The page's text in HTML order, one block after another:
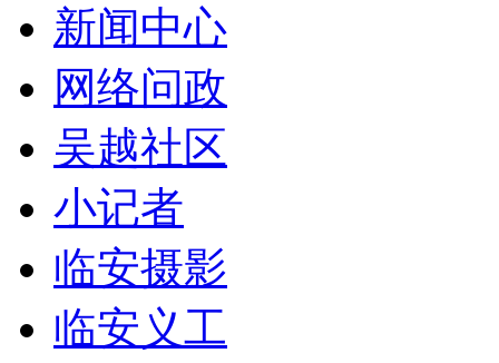
新闻中心
网络问政
吴越社区
小记者
临安摄影
临安义工